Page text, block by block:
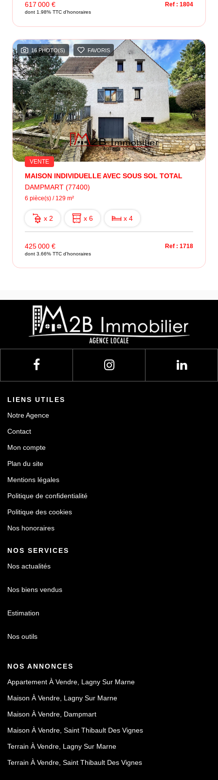
617 000 €
dont 1.98% TTC d'honoraires
Ref : 1804
16 PHOTO(S) FAVORIS
VENTE
MAISON INDIVIDUELLE AVEC SOUS SOL TOTAL
DAMPMART (77400)
6 pièce(s) / 129 m²
x 2 x 6 x 4
425 000 €
dont 3.66% TTC d'honoraires
Ref : 1718
LIENS UTILES
Notre Agence
Contact
Mon compte
Plan du site
Mentions légales
Politique de confidentialité
Politique des cookies
Nos honoraires
NOS SERVICES
Nos actualités
Nos biens vendus
Estimation
Nos outils
NOS ANNONCES
Appartement À Vendre, Lagny Sur Marne
Maison À Vendre, Lagny Sur Marne
Maison À Vendre, Dampmart
Maison À Vendre, Saint Thibault Des Vignes
Terrain À Vendre, Lagny Sur Marne
Terrain À Vendre, Saint Thibault Des Vignes